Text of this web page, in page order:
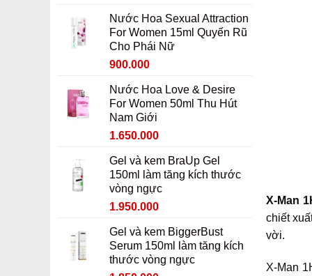
là:
1.450.000 ₫.
tại
là:
1.250.000 ₫.
Nước Hoa Sexual Attraction
For Women 15ml Quyến Rũ
Cho Phái Nữ
Giá
là:
1.100.000 ₫.
900.000
tại
là:
900.000 ₫.
Nước Hoa Love & Desire
For Women 50ml Thu Hút
Nam Giới
Giá
là:
1.850.000 ₫.
1.650.000
tại
là:
1.650.000 ₫.
Gel và kem BraUp Gel
150ml làm tăng kích thước
vòng ngực
Giá
là:
2.150.000 ₫.
1.950.000
tại
là:
1.950.000 ₫.
Gel và kem BiggerBust
Serum 150ml làm tăng kích
thước vòng ngực
X-Man
chiết
vời.
X-Man